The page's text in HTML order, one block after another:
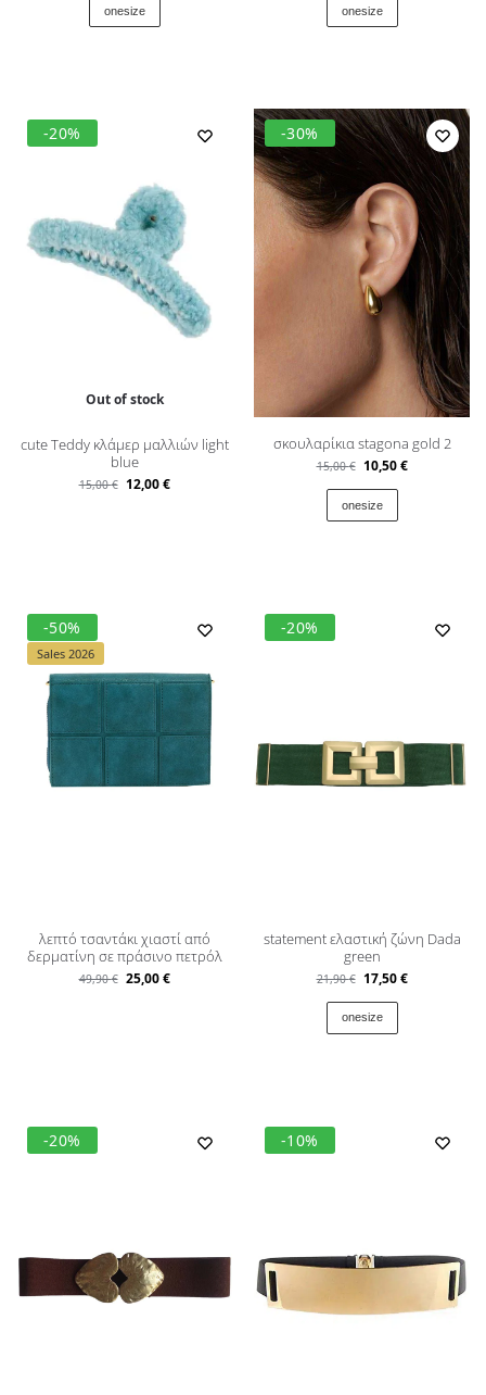
onesize onesize
-20%
Out of stock
cute Teddy κλάμερ μαλλιών light
blue
15,00€ 12,00€
-30%
σκουλαρίκια stagona gold 2
15,00€ 10,50€
onesize
-50%
Sales 2026
λεπτό τσαντάκι χιαστί από
δερματίνη σε πράσινο πετρόλ
49,90€ 25,00€
-20%
statement ελαστική ζώνη Dada
green
21,90€ 17,50€
onesize
-20% -10%